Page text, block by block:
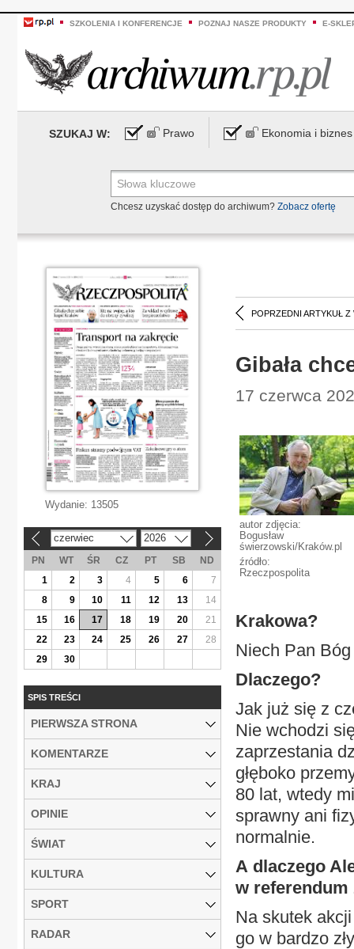
SZKOLENIA I KONFERENCJE POZNAJ NASZE PRODUKTY E-
SZUKAJ W: Prawo Ekonomia i biznes
Chcesz uzyskać dostęp do archiwum? Zobacz ofertę
POPRZEDNI ARTYKUŁ Z
Gibała
17 czerwca
autor zdjęcia:
Bogusław
świerzowski/Kraków.pl
źródło:
Rzeczpospolita
Krakowa?
Niech Pan
Dlaczego?
Jak już się z
Nie wchodzi
zaprzestania
głęboko
80 lat, wtedy
sprawny ani
normalnie.
A dlaczego
w
Na skutek
go w bardzo
Wydanie: 13505
czerwiec 2026
PN WT ŚR CZ PT SB
ND
1
2 3 4 5 6
7
8
9 10 11 12 13
14
15
16 17 18 19 20
21
22
23 24 25 26 27
28
29
30
SPIS TREŚCI
PIERWSZA STRONA
KOMENTARZE
KRAJ
OPINIE
ŚWIAT
KULTURA
SPORT
RADAR